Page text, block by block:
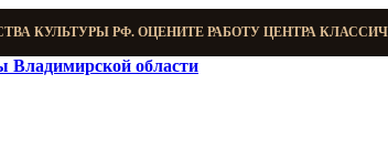
КУЛЬТУРЫ РФ. ОЦЕНИТЕ РАБОТУ ЦЕНТРА
Владимирской области